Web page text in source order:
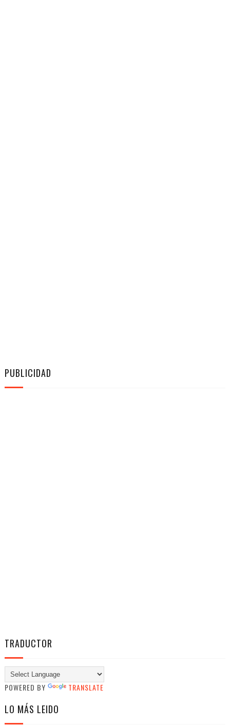
PUBLICIDAD
TRADUCTOR
POWERED BY TRANSLATE
LO MÁS LEIDO